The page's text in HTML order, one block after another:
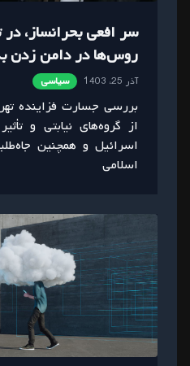
سر افعی بحرانساز،
روس‌ها در دامن زدن
آذر 25، 1403 سیاسی
بررسی جسارت فزاینده
از گروه‌های نیابتی و
اسرائیل و همچنین
اسلامی